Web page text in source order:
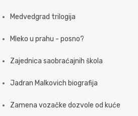
Medvedgrad trilogija
Mleko u prahu - posno?
Zajednica saobraćajnih škola
Jadran Malkovich biografija
Zamena vozačke dozvole od kuće